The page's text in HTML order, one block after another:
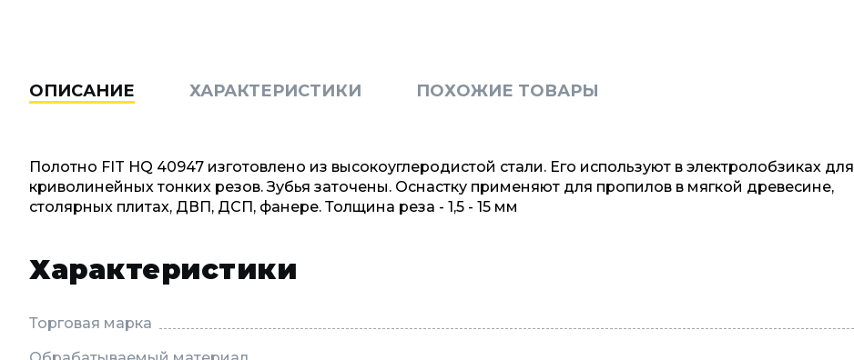
ОПИСАНИЕ ХАРАКТЕРИСТИКИ ПОХОЖИЕ ТОВАРЫ
Полотно FIT HQ 40947 изготовлено из высокоуглеродистой стали. Его используют в электролобзиках для
криволинейных тонких резов. Зубья заточены. Оснастку применяют для пропилов в мягкой древесине,
столярных плитах, ДВП, ДСП, фанере. Толщина реза - 1,5 - 15 мм
Характеристики
Торговая марка